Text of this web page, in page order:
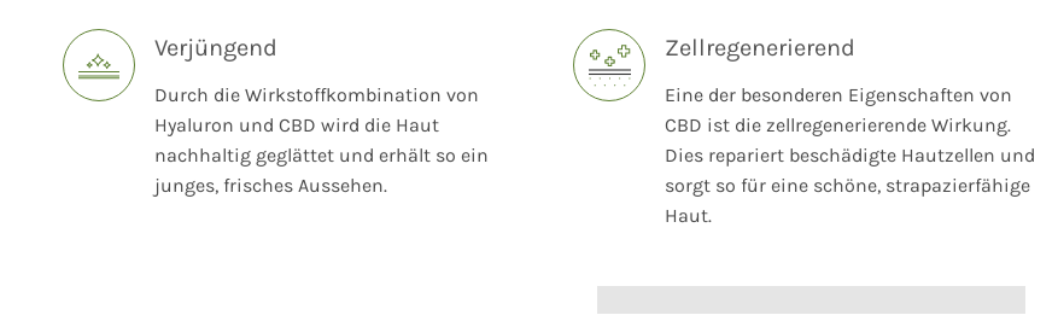
Verjüngend
Durch die Wirkstoffkombination von
Hyaluron und CBD wird die Haut
nachhaltig geglättet und erhält so ein
junges, frisches Aussehen.
Zellregenerierend
Eine der besonderen Eigenschaften von
CBD ist die zellregenerierende Wirkung.
Dies repariert beschädigte Hautzellen und
sorgt so für eine schöne, strapazierfähige
Haut.